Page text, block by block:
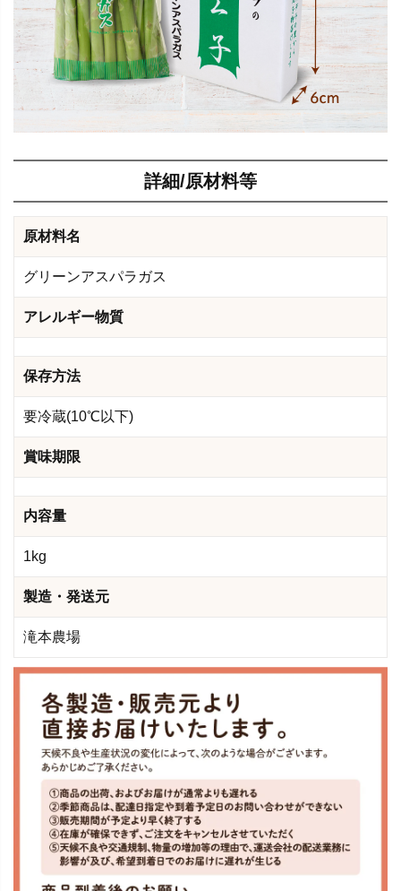
詳細/原材料等
原材料名
グリーンアスパラガス
アレルギー物質
保存方法
要冷蔵(10℃以下)
賞味期限
内容量
1kg
製造・発送元
滝本農場